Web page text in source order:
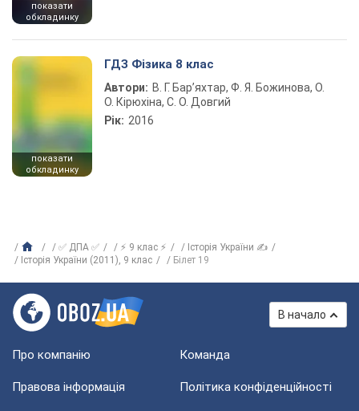
показати
обкладинку
показати
обкладинку
ГДЗ Фізика 8 клас
Автори: В. Г. Бар’яхтар, Ф. Я. Божинова, О.
О. Кірюхіна, С. О. Довгий
Рік: 2016
✅ ДПА ✅ ⚡ 9 клас ⚡
Історія України ✍
Історія України (2011), 9 клас
Білет 19
В начало
Про компанію Команда
Правова інформація Політика конфіденційності